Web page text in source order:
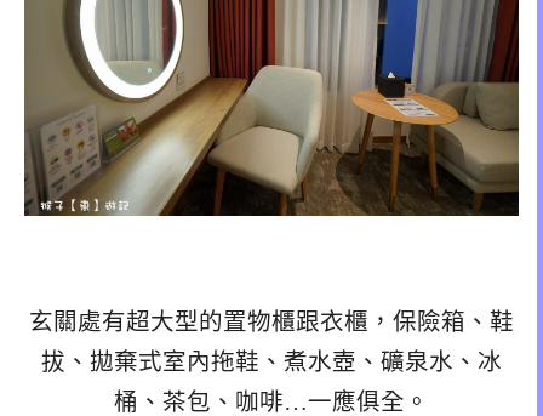
玄關處有超大型的置物櫃跟衣櫃，保險箱、鞋
拔、拋棄式室內拖鞋、煮水壺、礦泉水、冰
桶、茶包、咖啡…一應俱全。